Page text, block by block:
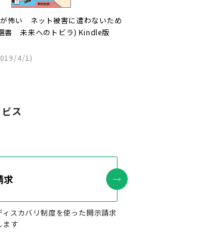
怖い ネット被害に遭わないため
書 未来へのトビラ) Kindle版
4/1)
ス
求
ィスカバリ制度を使った開示請求
ます